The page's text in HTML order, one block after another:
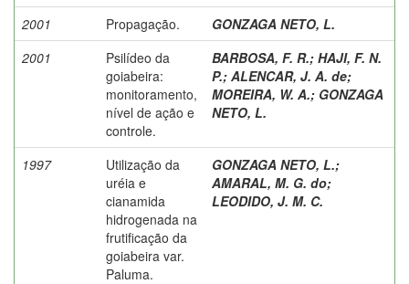
2001 Propagação.
GONZAGA NETO, L.
2001
Psilídeo da
goiabeira:
monitoramento,
nível de ação e
controle.
BARBOSA, F. R.; HAJI, F. N.
P.; ALENCAR, J. A. de;
MOREIRA, W. A.; GONZAGA
NETO, L.
1997
Utilização da
uréia e
cianamida
hidrogenada na
frutificação da
goiabeira var.
Paluma.
GONZAGA NETO, L.;
AMARAL, M. G. do;
LEODIDO, J. M. C.